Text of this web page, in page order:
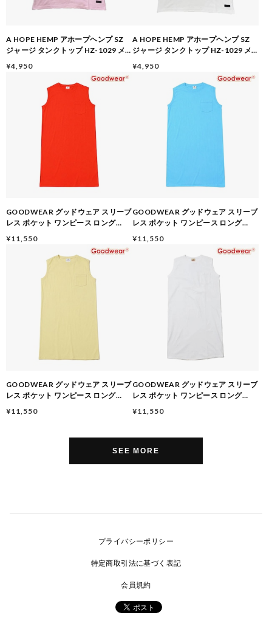
A HOPE HEMP アホープヘンプ SZ
ジャージ タンクトップ HZ-1029 メ
コットン ノースリーブ 無地 インナー
春夏 アウトドア CHERRY
¥4,950
A HOPE HEMP アホープヘンプ SZ
ジャージ タンクトップ HZ-1029 メ
コットン ノースリーブ 無地 インナー
春夏 アウトドア NATURAL
¥4,950
GOODWEAR グッドウェア スリーブ
レス ポケット ワンピース ロング
ピース USAコットン ヘビーウェイト
綿100％ 130033 ORANGE/PEEL
¥11,550
GOODWEAR グッドウェア スリーブ
レス ポケット ワンピース ロング
ピース USAコットン ヘビーウェイト
綿100％ 130033 BLUE/CHAMBRAY
¥11,550
GOODWEAR グッドウェア スリーブ
レス ポケット ワンピース ロング
ピース USAコットン ヘビーウェイト
¥11,550
GOODWEAR グッドウェア スリーブ
レス ポケット ワンピース ロング
ピース USAコットン ヘビーウェイト
¥11,550
SEE MORE
プライバシーポリシー
特定商取引法に基づく表記
会員規約